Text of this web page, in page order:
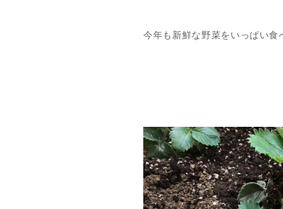
今年も新鮮な野菜をいっぱい食